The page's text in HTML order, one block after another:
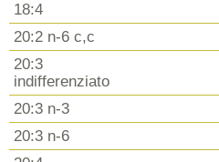
18:4
20:2 n-6 c,c
20:3
indifferenziato
20:3 n-3
20:3 n-6